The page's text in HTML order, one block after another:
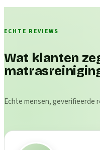
ECHTE REVIEWS
Wat klanten
Echte mensen, geverifieerde